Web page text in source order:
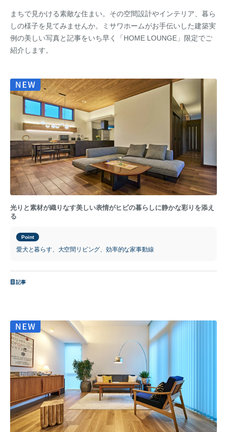
まちで見かける素敵な住まい。その空間設計やインテリア、暮ら
しの様子を見てみませんか。ミサワホームがお手伝いした建築実
例の美しい写真と記事をいち早く「HOME LOUNGE」限定でご
紹介します。
光りと素材が織りなす美しい表情がヒビの暮らしに静かな彩りを添え
る
Point
愛犬と暮らす、大空間リビング、効率的な家事動線
記事